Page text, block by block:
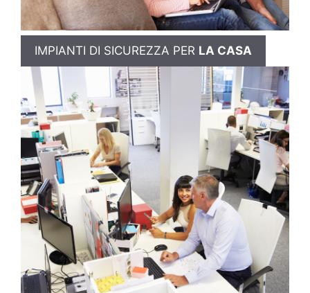
IMPIANTI DI SICUREZZA PER LA CASA